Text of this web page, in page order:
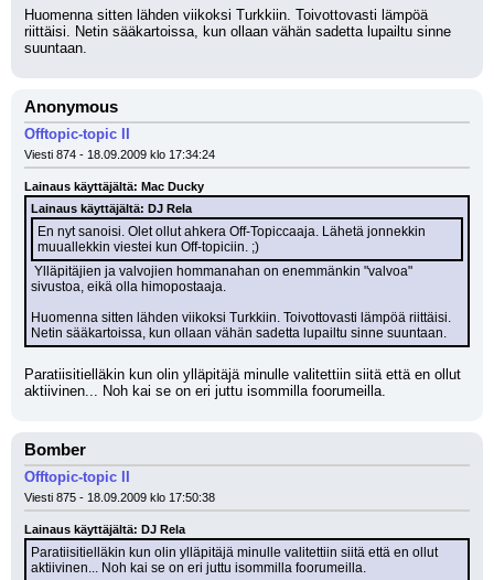
Huomenna sitten lähden viikoksi Turkkiin. Toivottovasti lämpöä
riittäisi. Netin sääkartoissa, kun ollaan vähän sadetta lupailtu sinne
suuntaan.
Anonymous
Offtopic-topic II
Viesti 874 - 18.09.2009 klo 17:34:24
Lainaus käyttäjältä: Mac Ducky
Lainaus käyttäjältä: DJ Rela
En nyt sanoisi. Olet ollut ahkera Off-Topiccaaja. Lähetä jonnekkin
muuallekkin viestei kun Off-topiciin. ;)
sivustoa, eikä olla himopostaaja.
Huomenna sitten lähden viikoksi Turkkiin. Toivottovasti lämpöä riittäisi.
Netin sääkartoissa, kun ollaan vähän sadetta lupailtu sinne suuntaan.
Paratiisitielläkin kun olin ylläpitäjä minulle valitettiin siitä että en ollut
aktiivinen... Noh kai se on eri juttu isommilla foorumeilla.
Bomber
Offtopic-topic II
Viesti 875 - 18.09.2009 klo 17:50:38
Lainaus käyttäjältä: DJ Rela
Paratiisitielläkin kun olin ylläpitäjä minulle valitettiin siitä että en ollut
aktiivinen... Noh kai se on eri juttu isommilla foorumeilla.